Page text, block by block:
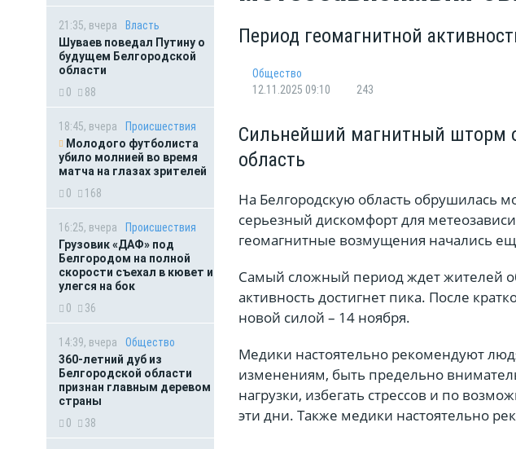
21:35, вчера
Власть
Шуваев поведал Путину о
будущем Белгородской
области
0
88
18:45, вчера
Происшествия
Молодого футболиста
убило молнией во время
матча на глазах зрителей
0
168
16:25, вчера
Происшествия
Грузовик «ДАФ» под
Белгородом на полной
скорости съехал в кювет и
улегся на бок
0
36
14:39, вчера
Общество
360-летний дуб из
Белгородской области
признан главным деревом
страны
0
38
Период геомагнитной
Общество
12.11.2025 09:10
243
Сильнейший магнитный шторм
область
На Белгородскую область обрушилась
серьезный дискомфорт для
геомагнитные возмущения начались
Самый сложный период ждет жителей
активность достигнет пика. После
новой силой – 14 ноября.
Медики настоятельно рекомендуют
изменениям, быть предельно
нагрузки, избегать стрессов и по
эти дни. Также медики настоятельно